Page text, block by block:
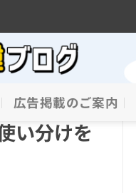
広告掲載のご案内
い分けを